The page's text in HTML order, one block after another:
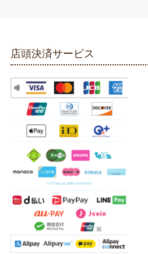
店頭決済サービス